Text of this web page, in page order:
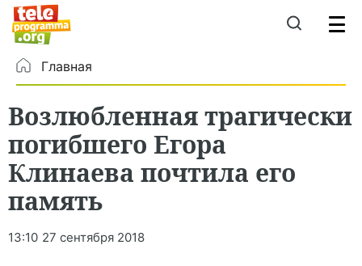
Главная
Возлюбленная трагически
погибшего Егора
Клинаева почтила его
память
13:10 27 сентября 2018